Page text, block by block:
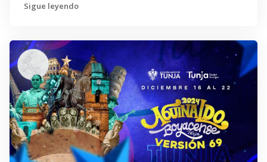
Sigue leyendo